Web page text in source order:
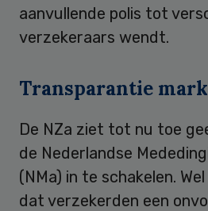
aanvullende polis tot
verzekeraars wendt.
Transparantie
De NZa ziet tot nu toe
de Nederlandse
(NMa) in te schakelen.
dat verzekerden een